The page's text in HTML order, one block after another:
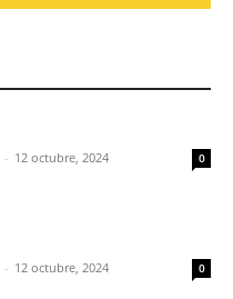
- 12 octubre, 2024 0
- 12 octubre, 2024 0